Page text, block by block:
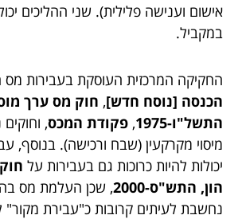
אישום וענישה פלילית). שני ההליכים
במקביל.
החקיקה המרכזית העוסקת בעבירות מס
הכנסה [נוסח חדש], חוק מס ערך
התשל"ו-1975
, פקודת המכס, וחוקים
מיסוי מקרקעין (שבח ורכישה). בנוסף,
יכולות להיות כרוכות גם בעבירות על
הון, התש"ס-2000
, שכן העלמת מס
נחשבת לעיתים קרובות כ"עבירת מקור"